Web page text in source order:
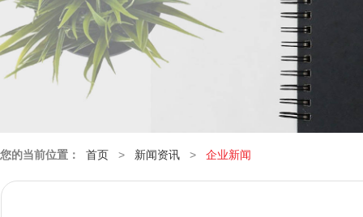
您的当前位置： 首页 > 新闻资讯 > 企业新闻